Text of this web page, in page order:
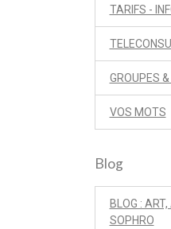
TARIFS -
GROUPES
VOS MOTS
Blog
BLOG :
SOPHRO